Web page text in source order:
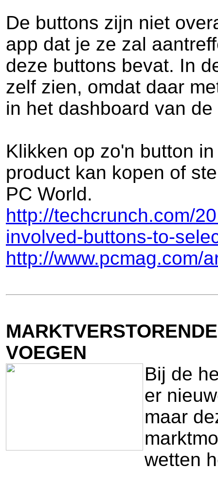
De buttons zijn niet
app dat je ze zal
deze buttons bevat. In
zelf zien, omdat daar
in het dashboard van
Klikken op zo'n button
product kan kopen of
PC World.
http://techcrunch.com/
involved-buttons-to-
http://www.pcmag.com/
VOEGEN
Bij de
er
maar
wetten